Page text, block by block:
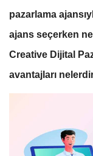
pazarlama
ajans seçerken
Creative Dijital
avantajları